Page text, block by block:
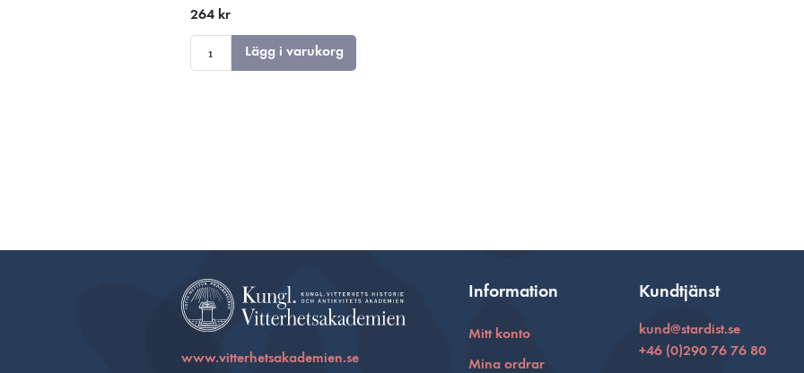
264 kr
Lägg i varukorg
www.vitterhetsakademien.se
Information
Mitt konto
Mina ordrar
Kundtjänst
kund@stardist.se
+46 (0)290 76 76 80